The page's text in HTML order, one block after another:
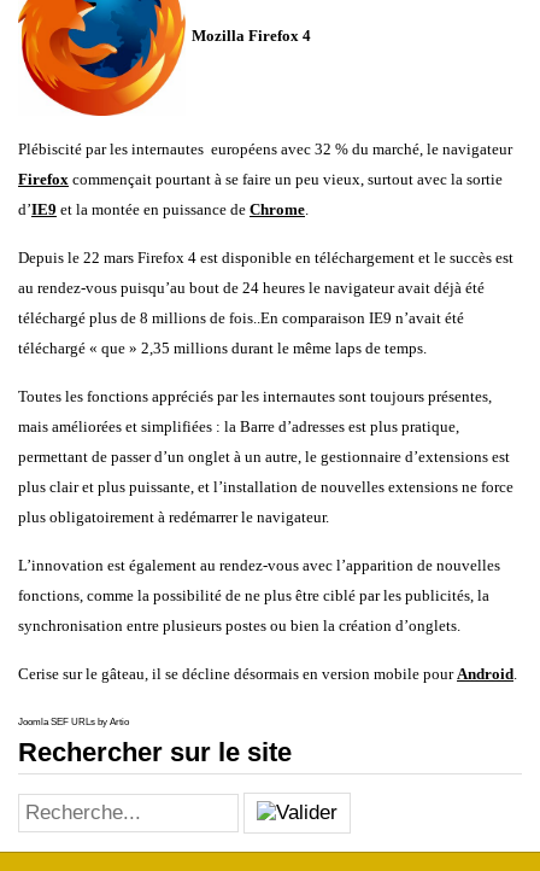
Mozilla Firefox 4
Plébiscité par les internautes européens avec 32 % du marché, le navigateur
Firefox commençait pourtant à se faire un peu vieux, surtout avec la sortie
d’IE9 et la montée en puissance de Chrome.
Depuis le 22 mars Firefox 4 est disponible en téléchargement et le succès est
au rendez-vous puisqu’au bout de 24 heures le navigateur avait déjà été
téléchargé plus de 8 millions de fois..En comparaison IE9 n’avait été
téléchargé « que » 2,35 millions durant le même laps de temps.
Toutes les fonctions appréciés par les internautes sont toujours présentes,
mais améliorées et simplifiées : la Barre d’adresses est plus pratique,
permettant de passer d’un onglet à un autre, le gestionnaire d’extensions est
plus clair et plus puissante, et l’installation de nouvelles extensions ne force
plus obligatoirement à redémarrer le navigateur.
L’innovation est également au rendez-vous avec l’apparition de nouvelles
fonctions, comme la possibilité de ne plus être ciblé par les publicités, la
synchronisation entre plusieurs postes ou bien la création d’onglets.
Cerise sur le gâteau, il se décline désormais en version mobile pourAndroid.
Joomla SEF URLs by Artio
Rechercher sur le site